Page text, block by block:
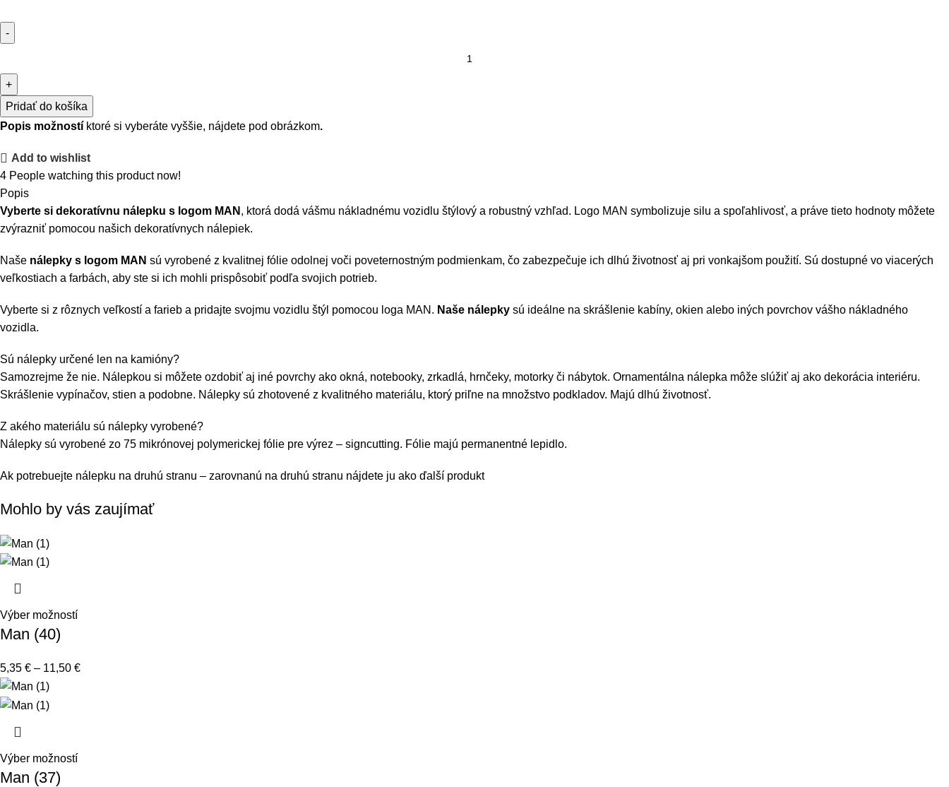
Pridať do košíka
Popis možností ktoré si vyberáte vyššie, nájdete pod obrázkom.
Add to wishlist
4 People watching this product now!
Popis
Vyberte si dekoratívnu nálepku s logom MAN , ktorá dodá vášmu nákladnému vozidlu štýlový a robustný vzhľad. Logo MAN symbolizuje silu a spoľahlivosť, a práve tieto hodnoty môžete
zvýrazniť pomocou našich dekoratívnych nálepiek.
Naše nálepky s logom MAN sú vyrobené z kvalitnej fólie odolnej voči poveternostným podmienkam, čo zabezpečuje ich dlhú životnosť aj pri vonkajšom použití. Sú dostupné vo viacerých
veľkostiach a farbách, aby ste si ich mohli prispôsobiť podľa svojich potrieb.
Vyberte si z rôznych veľkostí a farieb a pridajte svojmu vozidlu štýl pomocou loga MAN. Naše nálepky sú ideálne na skrášlenie kabíny, okien alebo iných povrchov vášho nákladného
vozidla.
Sú nálepky určené len na kamióny?
Samozrejme že nie. Nálepkou si môžete ozdobiť aj iné povrchy ako okná, notebooky, zrkadlá, hrnčeky, motorky či nábytok. Ornamentálna nálepka môže slúžiť aj ako dekorácia interiéru.
Skrášlenie vypínačov, stien a podobne. Nálepky sú zhotovené z kvalitného materiálu, ktorý priľne na množstvo podkladov. Majú dlhú životnosť.
Z akého materiálu sú nálepky vyrobené?
Nálepky sú vyrobené zo 75 mikrónovej polymerickej fólie pre výrez – signcutting. Fólie majú permanentné lepidlo.
Ak potrebuejte nálepku na druhú stranu – zarovnanú na druhú stranu nájdete ju ako ďalší produkt
Mohlo by vás zaujímať
Výber možností
Man (40)
5,35 € – 11,50 €
Výber možností
Man (37)